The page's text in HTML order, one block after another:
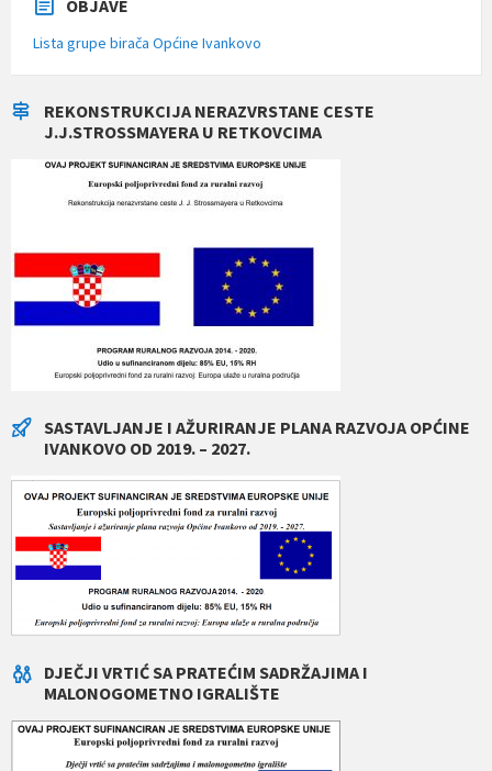
OBJAVE
Lista grupe birača Općine Ivankovo
REKONSTRUKCIJA NERAZVRSTANE CESTE
J.J.STROSSMAYERA U RETKOVCIMA
SASTAVLJANJE I AŽURIRANJE PLANA RAZVOJA OPĆINE
IVANKOVO OD 2019. – 2027.
DJEČJI VRTIĆ SA PRATEĆIM SADRŽAJIMA I
MALONOGOMETNO IGRALIŠTE